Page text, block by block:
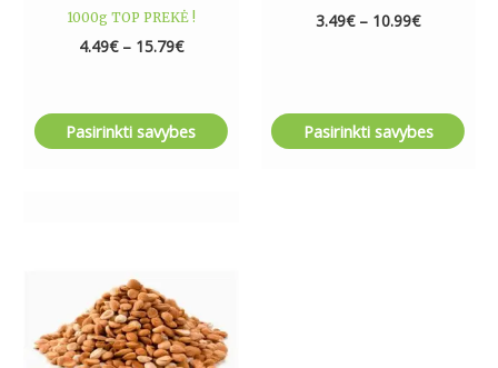
1000g TOP PREKĖ !
4.49€ – 15.79€
Pasirinkti savybes
3.49€ – 10.99€
Pasirinkti savybes
multiple
variants.
The
options